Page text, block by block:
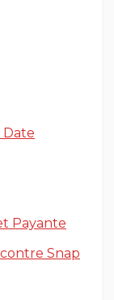
Date
Payante
Snap